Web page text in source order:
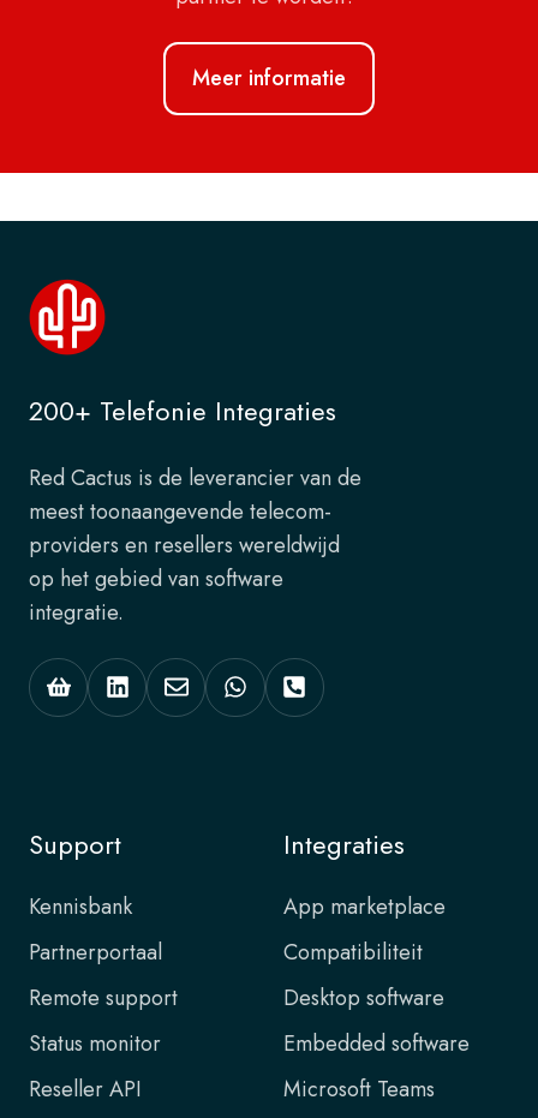
Meer informatie
200+ Telefonie Integraties
Red Cactus is de leverancier van de
meest toonaangevende telecom-
providers en resellers wereldwijd
op het gebied van software
integratie.
Support
Kennisbank
Partnerportaal
Remote support
Status monitor
Reseller API
Integraties
App marketplace
Compatibiliteit
Desktop software
Embedded software
Microsoft Teams